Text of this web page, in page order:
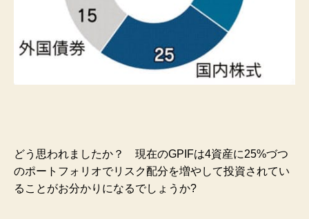
どう思われましたか？ 現在のGPIFは4資産に25%づつ
のポートフォリオでリスク配分を増やして投資されてい
ることがお分かりになるでしょうか?